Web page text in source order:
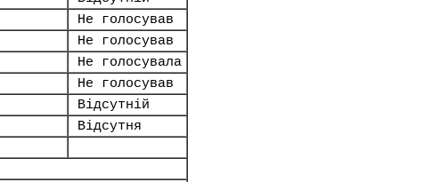
Не голосував
Не голосував
Не голосувала
Не голосував
Відсутній
Відсутня